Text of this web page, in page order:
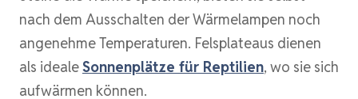
nach dem Ausschalten der Wärmelampen noch
angenehme Temperaturen. Felsplateaus dienen
als idealeSonnenplätze für Reptilien, wo sie sich
aufwärmen können.